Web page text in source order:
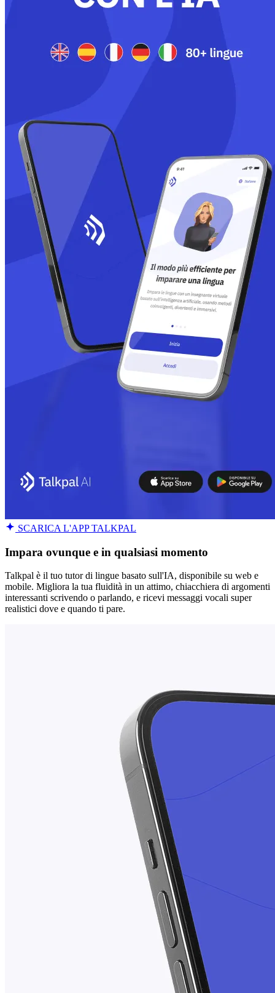
SCARICA L'APP TALKPAL
Impara ovunque e in qualsiasi momento
Talkpal è il tuo tutor di lingue basato sull'IA, disponibile su web e
mobile. Migliora la tua fluidità in un attimo, chiacchiera di argomenti
interessanti scrivendo o parlando, e ricevi messaggi vocali super
realistici dove e quando ti pare.